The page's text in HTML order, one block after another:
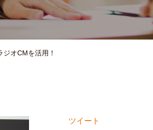
オCMを活用！
ツイート